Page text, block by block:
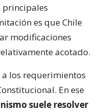
principales
es que Chile
modificaciones
acotado.
los requerimientos
En ese
suele resolver